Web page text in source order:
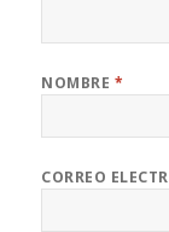
NOMBRE *
CORREO